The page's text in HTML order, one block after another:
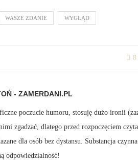
WASZE ZDANIE WYGLĄD
8
- ZAMERDANI.PL
poczucie humoru, stosuję dużo ironii
zgadzać, dlatego przed rozpoczęciem
dla osób bez dystansu. Substancja
odpowiedzialność!